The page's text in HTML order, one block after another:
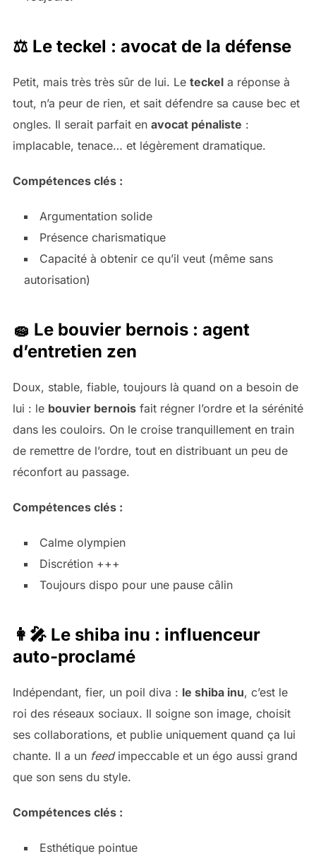
⚖️ Le teckel : avocat de la défense
Petit, mais très très sûr de lui. Le teckela réponse à
tout, n’a peur de rien, et sait défendre sa cause bec et
ongles. Il serait parfait en avocat pénaliste :
implacable, tenace… et légèrement dramatique.
Compétences clés :
Argumentation solide
Présence charismatique
Capacité à obtenir ce qu’il veut (même sans
autorisation)
🧽 Le bouvier bernois : agent
d’entretien zen
Doux, stable, fiable, toujours là quand on a besoin de
lui : le bouvier bernoisfait régner l’ordre et la sérénité
dans les couloirs. On le croise tranquillement en train
de remettre de l’ordre, tout en distribuant un peu de
réconfort au passage.
Compétences clés :
Calme olympien
Discrétion +++
Toujours dispo pour une pause câlin
👩‍🎤 Le shiba inu : influenceur
auto-proclamé
Indépendant, fier, un poil diva : le shiba inu, c’est le
roi des réseaux sociaux. Il soigne son image, choisit
ses collaborations, et publie uniquement quand ça lui
chante. Il a un feedimpeccable et un égo aussi grand
que son sens du style.
Compétences clés :
Esthétique pointue